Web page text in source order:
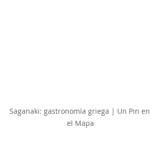
Saganaki: gastronomía griega | Un Pin en
el Mapa